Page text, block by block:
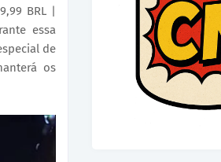
BRL |
essa
de
os